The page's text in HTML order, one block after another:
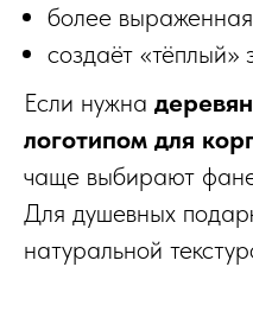
более
создаёт «тёплый»
Если нужна
логотипом для
чаще выбирают
Для душевных
натуральной